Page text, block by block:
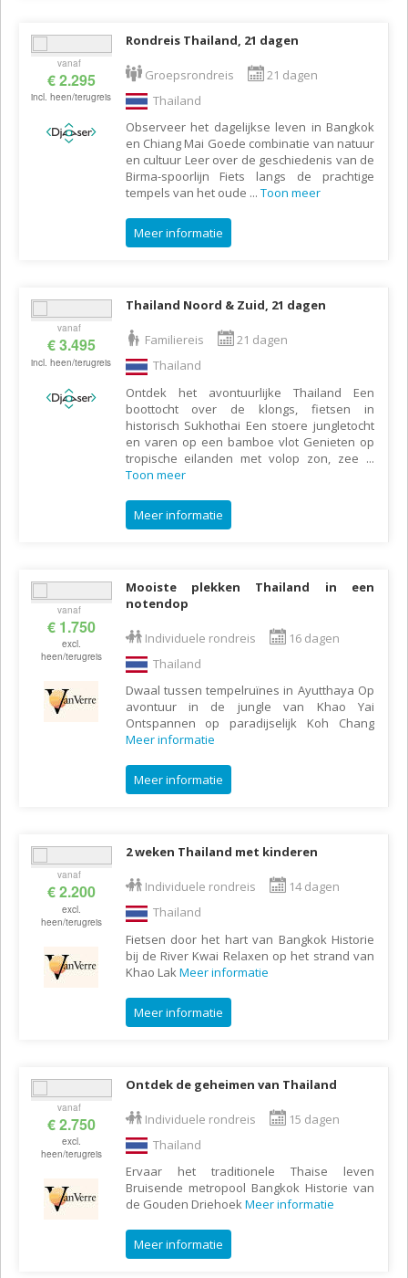
vanaf
€ 2.295
incl. heen/terugreis
Rondreis Thailand, 21 dagen
Groepsrondreis
21 dagen
Thailand
Observeer het dagelijkse leven in Bangkok
en Chiang Mai Goede combinatie van natuur
en cultuur Leer over de geschiedenis van de
Birma-spoorlijn Fiets langs de prachtige
tempels van het oude ... Toon meer
Meer informatie
vanaf
€ 3.495
incl. heen/terugreis
Thailand Noord & Zuid, 21 dagen
Familiereis
21 dagen
Thailand
Ontdek het avontuurlijke Thailand Een
boottocht over de klongs, fietsen in
historisch Sukhothai Een stoere jungletocht
en varen op een bamboe vlot Genieten op
tropische eilanden met volop zon, zee ...
Toon meer
Meer informatie
vanaf
€ 1.750
excl.
heen/terugreis
Mooiste plekken Thailand in een
notendop
Individuele rondreis
16 dagen
Thailand
Dwaal tussen tempelruïnes in Ayutthaya Op
avontuur in de jungle van Khao Yai
Ontspannen op paradijselijk Koh Chang
Meer informatie
Meer informatie
vanaf
€ 2.200
excl.
heen/terugreis
2 weken Thailand met kinderen
Individuele rondreis
14 dagen
Thailand
Fietsen door het hart van Bangkok Historie
bij de River Kwai Relaxen op het strand van
Khao Lak Meer informatie
Meer informatie
vanaf
€ 2.750
excl.
heen/terugreis
Ontdek de geheimen van Thailand
Individuele rondreis
15 dagen
Thailand
Ervaar het traditionele Thaise leven
Bruisende metropool Bangkok Historie van
de Gouden DriehoekMeer informatie
Meer informatie